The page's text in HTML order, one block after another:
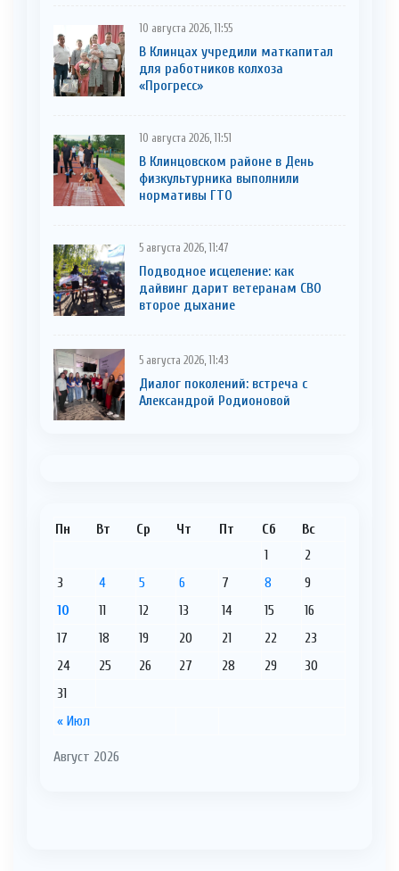
10 августа 2026, 11:55
В Клинцах учредили маткапитал
для работников колхоза
«Прогресс»
10 августа 2026, 11:51
В Клинцовском районе в День
физкультурника выполнили
нормативы ГТО
5 августа 2026, 11:47
Подводное исцеление: как
дайвинг дарит ветеранам СВО
второе дыхание
5 августа 2026, 11:43
Диалог поколений: встреча с
Александрой Родионовой
Август 2026
Пн Вт Ср Чт Пт Сб Вс
« Июл
1
2
3
4 5 6 7 8
9
10
11 12 13 14 15
16
17
18 19 20 21 22
23
24
25 26 27 28 29
30
31